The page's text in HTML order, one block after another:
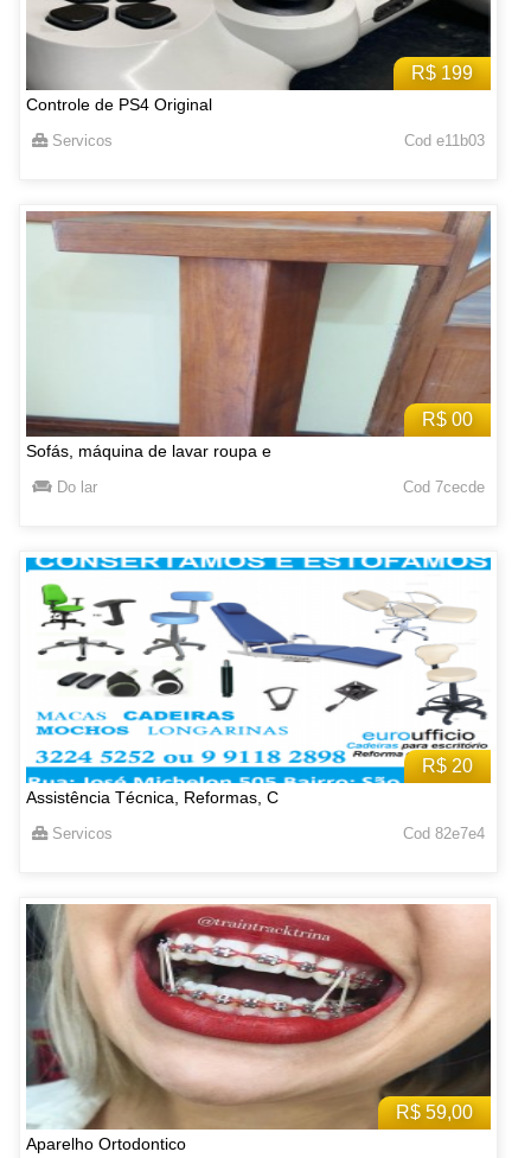
R$ 199
Controle de PS4 Original
Servicos Cod e11b03
R$ 00
Sofás, máquina de lavar roupa e
Do lar Cod 7cecde
R$ 20
Assistência Técnica, Reformas, C
Servicos Cod 82e7e4
R$ 59,00
Aparelho Ortodontico